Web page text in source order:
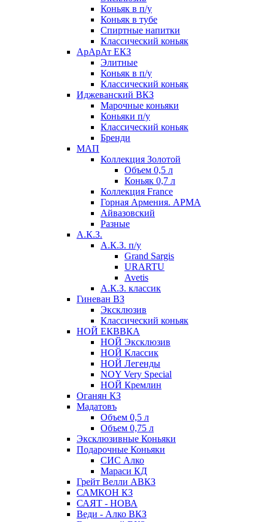
Коньяк в п/у
Коньяк в тубе
Спиртные напитки
Классический коньяк
АрАрАт ЕКЗ
Элитные
Коньяк в п/у
Классический коньяк
Иджеванский ВКЗ
Марочные коньяки
Коньяки п/у
Классический коньяк
Бренди
МАП
Коллекция Золотой
Объем 0,5 л
Коньяк 0,7 л
Коллекция France
Горная Армения. АРМА
Айвазовский
Разные
А.К.З.
А.К.З. п/у
Grand Sargis
URARTU
Avetis
А.К.З. классик
Гиневан ВЗ
Эксклюзив
Классический коньяк
НОЙ ЕКВВКА
НОЙ Эксклюзив
НОЙ Классик
НОЙ Легенды
NOY Very Speсial
НОЙ Кремлин
Оганян КЗ
Мадатовъ
Объем 0,5 л
Объем 0,75 л
Эксклюзивные Коньяки
Подарочные Коньяки
СИС Алко
Мараси КД
Грейт Велли АВКЗ
САМКОН КЗ
САЯТ - НОВА
Веди - Алко ВКЗ